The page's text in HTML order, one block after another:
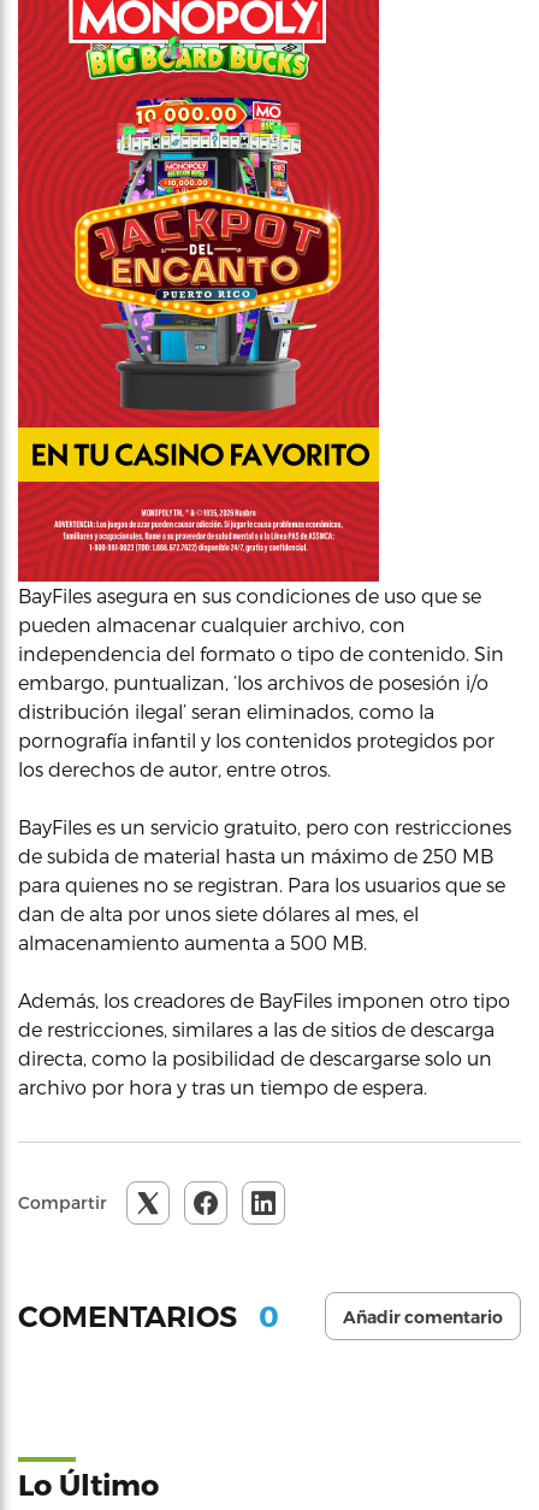
BayFiles asegura en sus condiciones de uso que se
pueden almacenar cualquier archivo, con
independencia del formato o tipo de contenido. Sin
embargo, puntualizan, ‘los archivos de posesión i/o
distribución ilegal’ seran eliminados, como la
pornografía infantil y los contenidos protegidos por
los derechos de autor, entre otros.
BayFiles es un servicio gratuito, pero con restricciones
de subida de material hasta un máximo de 250 MB
para quienes no se registran. Para los usuarios que se
dan de alta por unos siete dólares al mes, el
almacenamiento aumenta a 500 MB.
Además, los creadores de BayFiles imponen otro tipo
de restricciones, similares a las de sitios de descarga
directa, como la posibilidad de descargarse solo un
archivo por hora y tras un tiempo de espera.
Compartir
COMENTARIOS 0 Añadir comentario
Lo Último